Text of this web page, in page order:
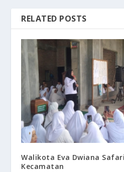
RELATED POSTS
Walikota Eva Dwiana
Kecamatan